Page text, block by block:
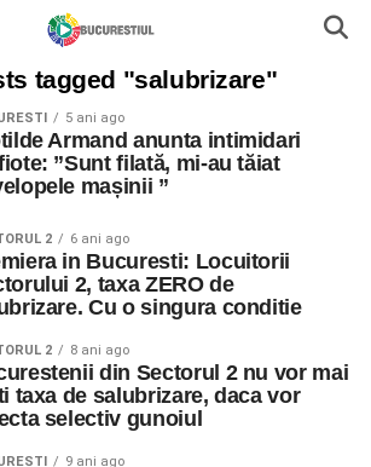
tagged "salubrizare"
5 ani ago
Armand anunta intimidari
”Sunt filată, mi-au tăiat
mașinii ”
2 6 ani ago
in Bucuresti: Locuitorii
2, taxa ZERO de
Cu o singura conditie
2 8 ani ago
din Sectorul 2 nu vor mai
taxa de salubrizare, daca vor
selectiv gunoiul
9 ani ago